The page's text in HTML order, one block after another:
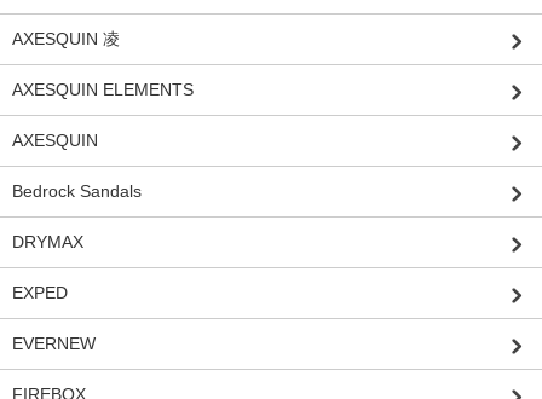
AXESQUIN 凌
AXESQUIN ELEMENTS
AXESQUIN
Bedrock Sandals
DRYMAX
EXPED
EVERNEW
FIREBOX